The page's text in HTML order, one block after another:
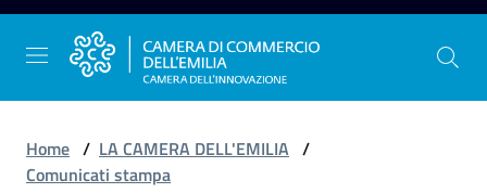
Vai al contenuto
Vai alla navigazione
Vai al footer
Home / LA CAMERA DELL'EMILIA /
Comunicati stampa